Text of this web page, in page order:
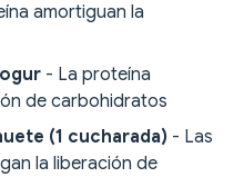
amortiguan la
- La proteína
de carbohidratos
(1 cucharada) - Las
la liberación de